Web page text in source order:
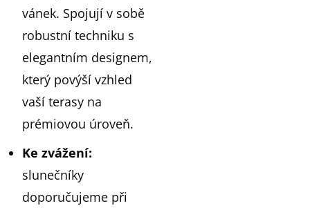
vánek. Spojují v sobě
robustní techniku s
elegantním designem,
který povýší vzhled
vaší terasy na
prémiovou úroveň.
Ke zvážení:
slunečníky
doporučujeme při